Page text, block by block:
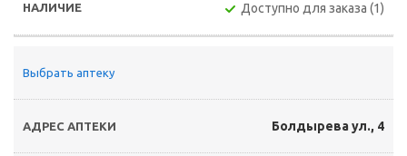
Доступно для заказа (1)
Выбрать аптеку
Болдырева ул., 4